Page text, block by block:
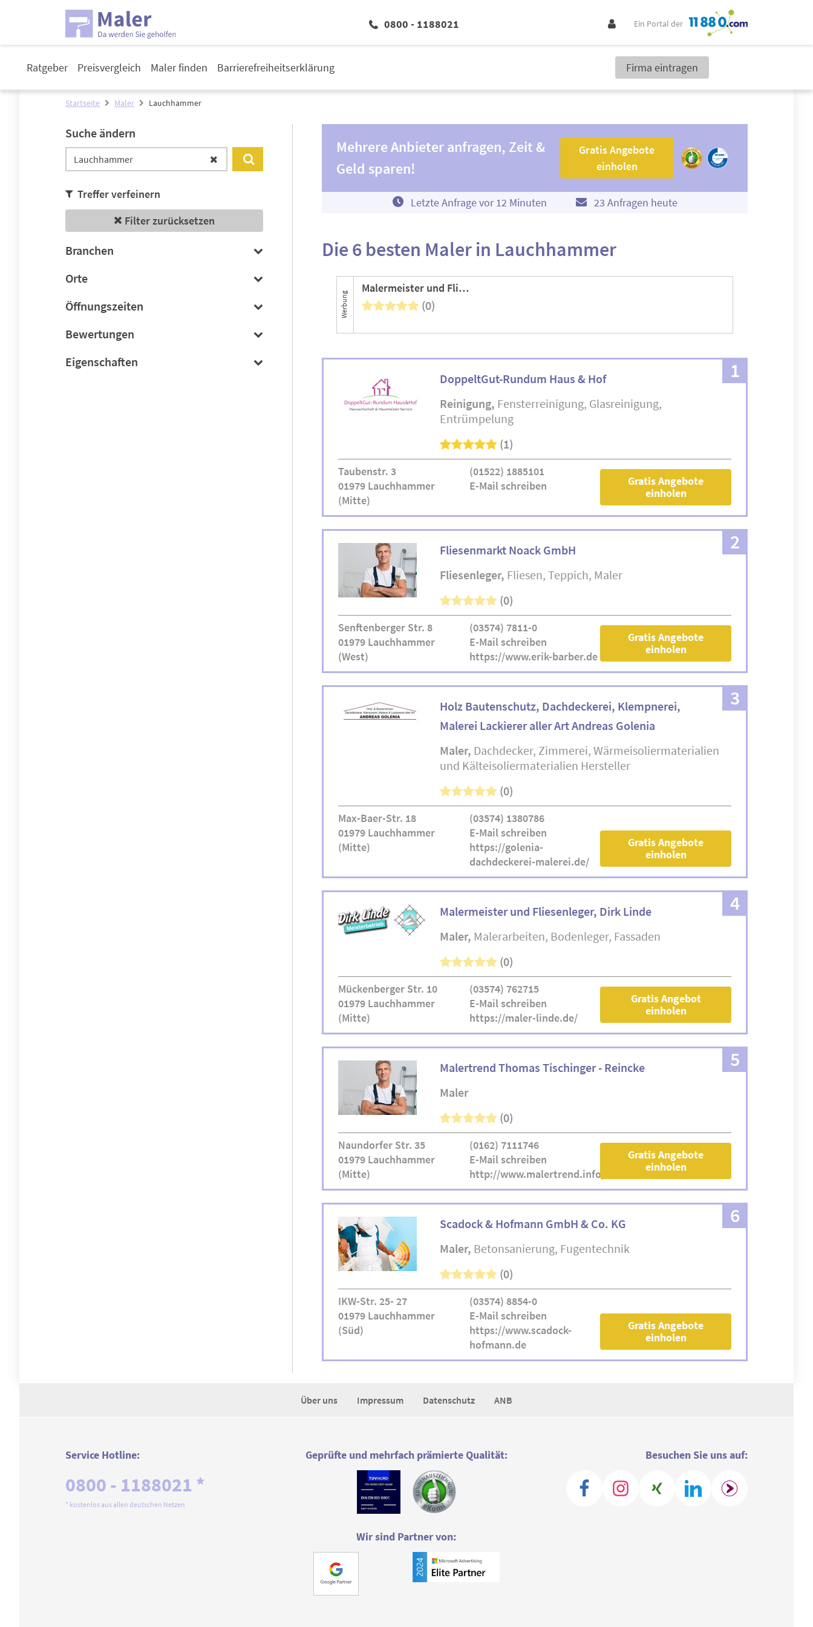
0800 - 1188021 Ein Portal der
Ratgeber Preisvergleich Maler finden Barrierefreiheitserklärung Firma eintragen
Startseite Maler Lauchhammer
Suche ändern
Treffer verfeinern
Filter zurücksetzen
Branchen
Orte
Öffnungszeiten
Bewertungen
Eigenschaften
Mehrere Anbieter anfragen, Zeit &
Geld sparen!
Gratis Angebote
einholen
Letzte Anfrage vor 12 Minuten 23 Anfragen heute
Die 6 besten Maler in Lauchhammer
Werbung
Malermeister und Fliesenleger, Dirk Linde
(0)
1
DoppeltGut-Rundum Haus & Hof
Reinigung Fensterreinigung Glasreinigung
Entrümpelung
(1)
Taubenstr. 3
01979 Lauchhammer
(Mitte)
(01522) 1885101
E-Mail schreiben
Gratis Angebote
einholen
2
Fliesenmarkt Noack GmbH
Fliesenleger Fliesen Teppich Maler
(0)
Senftenberger Str. 8
01979 Lauchhammer
(West)
(03574) 7811-0
E-Mail schreiben
https://www.erik-barber.de
Gratis Angebote
einholen
3
Holz Bautenschutz, Dachdeckerei, Klempnerei,
Malerei Lackierer aller Art Andreas Golenia
Maler Dachdecker Zimmerei Wärmeisoliermaterialien
und Kälteisoliermaterialien Hersteller
(0)
Max-Baer-Str. 18
01979 Lauchhammer
(Mitte)
(03574) 1380786
E-Mail schreiben
https://golenia-
dachdeckerei-malerei.de/
Gratis Angebote
einholen
4
Malermeister und Fliesenleger, Dirk Linde
Maler Malerarbeiten Bodenleger Fassaden
(0)
Mückenberger Str. 10
01979 Lauchhammer
(Mitte)
(03574) 762715
E-Mail schreiben
https://maler-linde.de/
Gratis Angebot
einholen
5
Malertrend Thomas Tischinger - Reincke
Maler
(0)
Naundorfer Str. 35
01979 Lauchhammer
(Mitte)
(0162) 7111746
E-Mail schreiben
http://www.malertrend.info/
Gratis Angebote
einholen
6
Scadock & Hofmann GmbH & Co. KG
Maler Betonsanierung Fugentechnik
(0)
IKW-Str. 25- 27
01979 Lauchhammer
(Süd)
(03574) 8854-0
E-Mail schreiben
https://www.scadock-
hofmann.de
Gratis Angebote
einholen
Über uns Impressum Datenschutz ANB
Service Hotline:
0800 - 1188021 *
* kostenlos aus allen deutschen Netzen
Besuchen Sie uns auf:
Geprüfte und mehrfach prämierte Qualität:
Wir sind Partner von: